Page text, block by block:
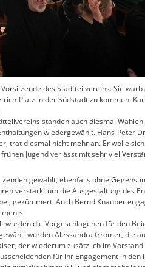
des Stadtteilvereins. Sie
Platz in der Südstadt zu kommen.
standen auch diesmal
wiedergewählt. Hans-Peter
trat diesmal nicht mehr an. Er wolle
Jugend verlässt mit sehr viel
gewählt, ebenfalls ohne
verstärkt um die Ausgestaltung des
gekümmert. Auch Bernd Knauber
wurden die Vorgeschlagenen für den
wurden Alessandra Gromer, die
der wiederum zusätzlich im Vorstand
für ihr Engagement in